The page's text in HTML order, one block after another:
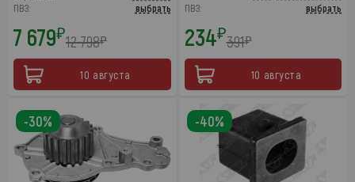
ПВЗ:
выбрать
7 679₽12 798₽
10 августа
ПВЗ:
выбрать
234₽391₽
10 августа
-30% -40%